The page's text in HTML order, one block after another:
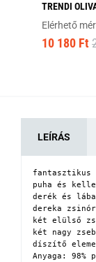
TRENDI
Elérhető
10 180 Ft
LEÍRÁS
fantasztikus
puha és
derék és
dereka
két elülső
két nagy zseb
díszítő
Anyaga: 98%